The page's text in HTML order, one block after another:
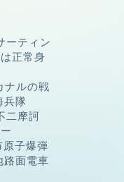
ーティン
正常身
ルの戦
兵隊
二摩訶
子爆弾
路面電車